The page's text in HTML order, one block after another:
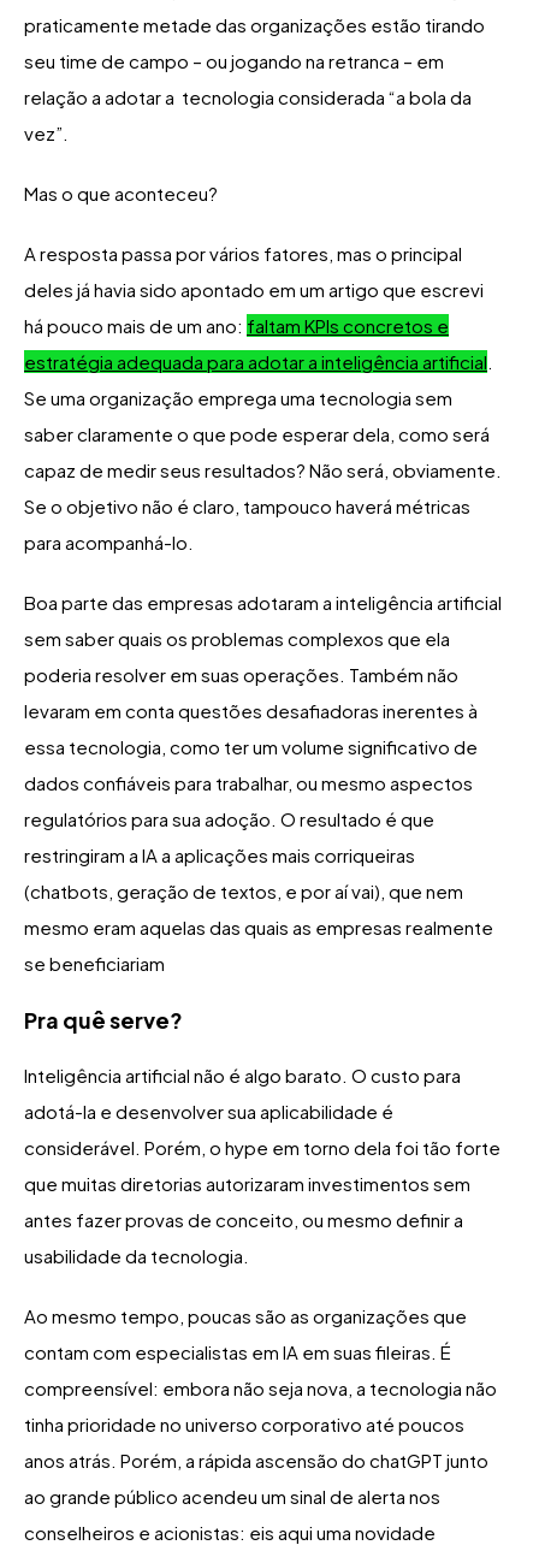
praticamente metade das organizações estão tirando
seu time de campo – ou jogando na retranca – em
relação a adotar a tecnologia considerada “a bola da
vez”.
Mas o que aconteceu?
A resposta passa por vários fatores, mas o principal
deles já havia sido apontado em um artigo que escrevi
há pouco mais de um ano: faltam KPIs concretos e
estratégia adequada para adotar a inteligência artificial.
Se uma organização emprega uma tecnologia sem
saber claramente o que pode esperar dela, como será
capaz de medir seus resultados? Não será, obviamente.
Se o objetivo não é claro, tampouco haverá métricas
para acompanhá-lo.
Boa parte das empresas adotaram a inteligência artificial
sem saber quais os problemas complexos que ela
poderia resolver em suas operações. Também não
levaram em conta questões desafiadoras inerentes à
essa tecnologia, como ter um volume significativo de
dados confiáveis para trabalhar, ou mesmo aspectos
regulatórios para sua adoção. O resultado é que
restringiram a IA a aplicações mais corriqueiras
(chatbots, geração de textos, e por aí vai), que nem
mesmo eram aquelas das quais as empresas realmente
se beneficiariam
Pra quê serve?
Inteligência artificial não é algo barato. O custo para
adotá-la e desenvolver sua aplicabilidade é
considerável. Porém, o hype em torno dela foi tão forte
que muitas diretorias autorizaram investimentos sem
antes fazer provas de conceito, ou mesmo definir a
usabilidade da tecnologia.
Ao mesmo tempo, poucas são as organizações que
contam com especialistas em IA em suas fileiras. É
compreensível: embora não seja nova, a tecnologia não
tinha prioridade no universo corporativo até poucos
anos atrás. Porém, a rápida ascensão do chatGPT junto
ao grande público acendeu um sinal de alerta nos
conselheiros e acionistas: eis aqui uma novidade